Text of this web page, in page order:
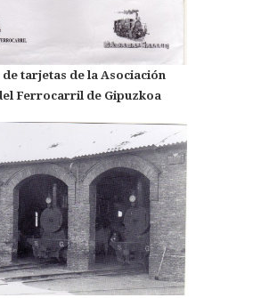
de tarjetas de la Asociación
Ferrocarril de Gipuzkoa